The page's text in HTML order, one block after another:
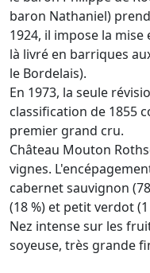
baron Nathaniel)
1924, il impose la
là livré en barriques
le Bordelais).
En 1973, la seule
classification de 1855
premier grand cru.
Château Mouton
vignes.
cabernet sauvignon
(18 %) et petit verdot (1
Nez intense sur les
soyeuse, très grande